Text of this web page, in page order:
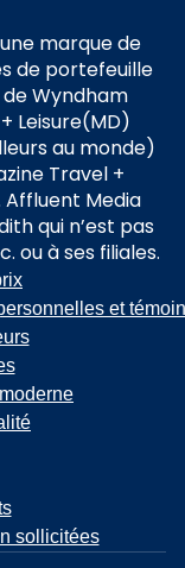
marque de
de portefeuille
de Wyndham
Leisure(MD)
au monde)
Travel +
Affluent Media
qui n’est pas
ou à ses filiales.
et
sollicitées